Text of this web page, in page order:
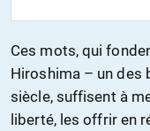
Ces mots, qui
Hiroshima – un des
siècle, suffisent à
liberté, les offrir en